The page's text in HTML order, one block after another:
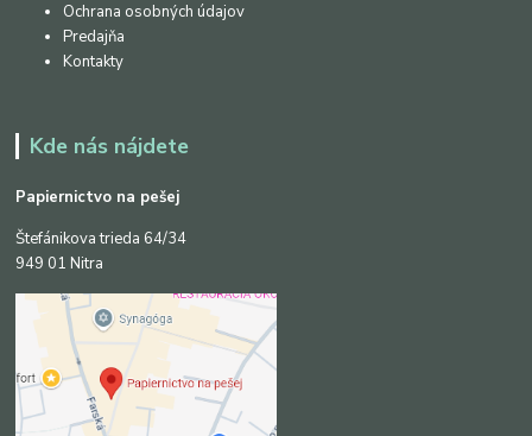
Ochrana osobných údajov
Predajňa
Kontakty
Kde nás nájdete
Papiernictvo na pešej
Štefánikova trieda 64/34
949 01 Nitra